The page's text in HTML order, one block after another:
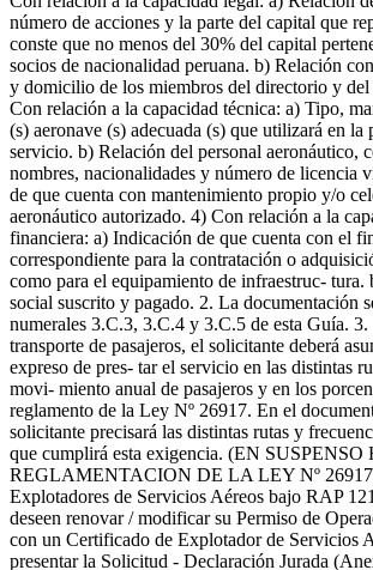
número de acciones y la parte del capital que
conste que no menos del 30% del capital
socios de nacionalidad peruana. b) Relación
y domicilio de los miembros del directorio y del
Con relación a la capacidad técnica: a) Tipo,
(s) aeronave (s) adecuada (s) que utilizará en la
servicio. b) Relación del personal aeronáutico,
nombres, nacionalidades y número de licencia
de que cuenta con mantenimiento propio y/o
aeronáutico autorizado. 4) Con relación a la
financiera: a) Indicación de que cuenta con el
correspondiente para la contratación o
como para el equipamiento de infraestruc-
social suscrito y pagado. 2. La documentación
numerales 3.C.3, 3.C.4 y 3.C.5 de esta Guía. 3.
transporte de pasajeros, el solicitante deberá
expreso de pres- tar el servicio en las distintas
movi- miento anual de pasajeros y en los
reglamento de la Ley Nº 26917. En el
solicitante precisará las distintas rutas y
que cumplirá esta exigencia. (EN
REGLAMENTACION DE LA LEY Nº
Explotadores de Servicios Aéreos bajo RAP
deseen renovar / modificar su Permiso de
con un Certificado de Explotador de Servicios
presentar la Solicitud - Declaración Jurada